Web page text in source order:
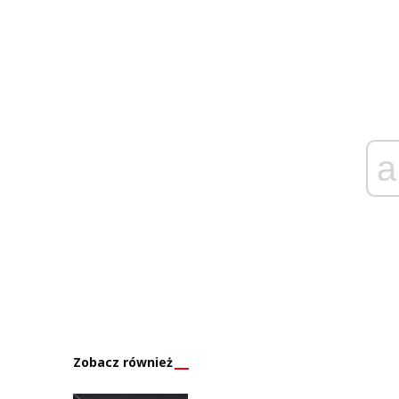
Zobacz również